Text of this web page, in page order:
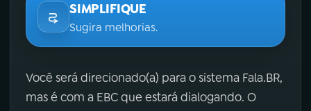
SIMPLIFIQUE
Sugira melhorias.
Você será direcionado(a) para o sistema Fala.BR,
mas é com a EBC que estará dialogando. O